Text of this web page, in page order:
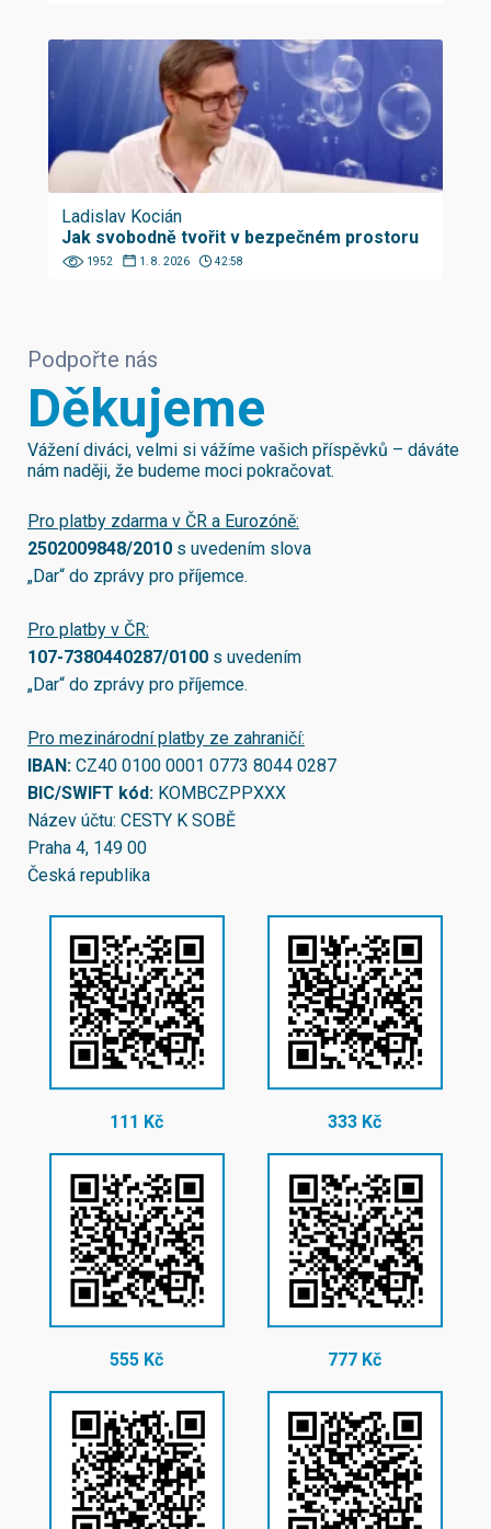
Ladislav Kocián
Jak svobodně tvořit v bezpečném prostoru
1952 1. 8. 2026 42:58
Podpořte nás
Děkujeme
Vážení diváci, velmi si vážíme vašich příspěvků – dáváte
nám naději, že budeme moci pokračovat.
Pro platby zdarma v ČR a Eurozóně:
2502009848/2010 s uvedením slova
„Dar“ do zprávy pro příjemce.
Pro platby v ČR:
107-7380440287/0100 s uvedením
„Dar“ do zprávy pro příjemce.
Pro mezinárodní platby ze zahraničí:
IBAN: CZ40 0100 0001 0773 8044 0287
BIC/SWIFT kód: KOMBCZPPXXX
Název účtu: CESTY K SOBĚ
Praha 4, 149 00
Česká republika
111 Kč 333 Kč
555 Kč 777 Kč